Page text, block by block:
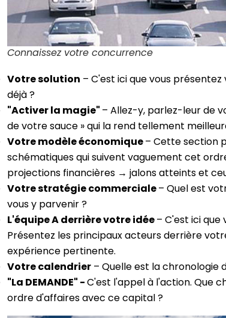
Connaissez votre concurrence
Votre solution – C'est ici que vous
déjà ?
"Activer la magie" – Allez-y, parlez-leur de
de votre sauce » qui la rend tellement
Votre modèle économique– Cette section
schématiques qui suivent vaguement cet
projections financières → jalons atteints et
Votre stratégie commerciale– Quel est
vous y parvenir ?
L'équipe A derrière votre idée– C'est ici
Présentez les principaux acteurs derrière
expérience pertinente.
Votre calendrier– Quelle est la chronologie
"La DEMANDE" -C'est l'appel à l'action. Que
ordre d'affaires avec ce capital ?